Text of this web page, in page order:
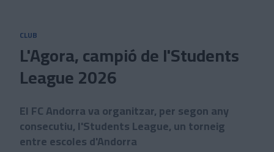
CLUB
L'Agora, campió de l'Students
League 2026
El FC Andorra va organitzar, per segon any
consecutiu, l'Students League, un torneig
entre escoles d'Andorra